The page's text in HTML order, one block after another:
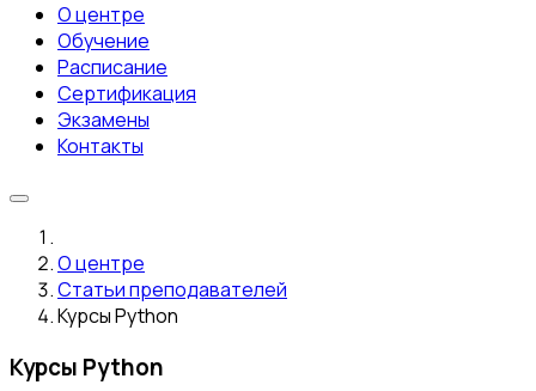
О центре
Обучение
Расписание
Сертификация
Экзамены
Контакты
О центре
Статьи преподавателей
Курсы Python
Курсы Python